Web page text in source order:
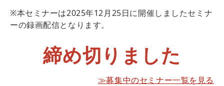
※本セミナーは2025年12月25日に開催しましたセミナ
ーの録画配信となります。
締め切りました
≫募集中のセミナー一覧を見る